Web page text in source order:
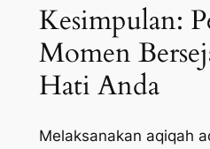
Kesimpulan:
Momen
Hati Anda
Melaksanakan aqiqah